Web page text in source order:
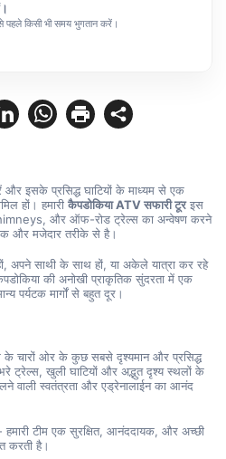
इसके प्रसिद्ध घाटियों के माध्यम से एक
हों। हमारी कैपडोकिया ATV सफारी टूर इस
chimneys, और ऑफ-रोड ट्रेल्स का अन्वेषण करने
और मजेदार तरीके से है।
अपने साथी के साथ हों, या अकेले यात्रा कर रहे
की अनोखी प्राकृतिक सुंदरता में एक
पर्यटक मार्गों से बहुत दूर।
के चारों ओर के कुछ सबसे दृश्यमान और प्रसिद्ध
ट्रेल्स, खुली घाटियों और अद्भुत दृश्य स्थलों के
वाली स्वतंत्रता और एड्रेनालाईन का आनंद
टीम एक सुरक्षित, आनंददायक, और अच्छी
करती है।
पहले किसी भी समय भुगतान करें।